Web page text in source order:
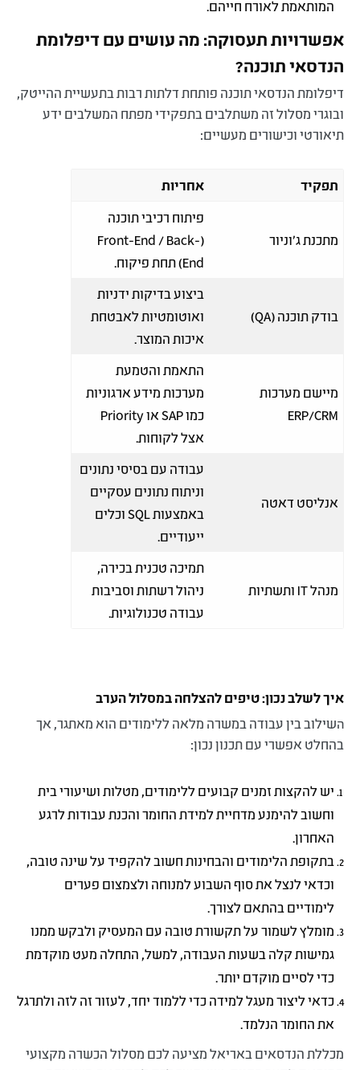
המותאמת לאורח חייהם.
אפשרויות תעסוקה: מה עושים עם דיפלומת
הנדסאי תוכנה?
דיפלומת הנדסאי תוכנה פותחת דלתות רבות בתעשיית ההייטק,
ובוגרי מסלול זה משתלבים בתפקידי מפתח המשלבים ידע
תיאורטי וכישורים מעשיים:
תפקיד אחריות
מתכנת ג'וניור
פיתוח רכיבי תוכנה
(Front-End / Back-
End) תחת פיקוח.
בודק תוכנה (QA)
ביצוע בדיקות ידניות
ואוטומטיות לאבטחת
איכות המוצר.
מיישם מערכות
ERP/CRM
התאמת והטמעת
מערכות מידע ארגוניות
כמו SAP או Priority
אצל לקוחות.
אנליסט דאטה
עבודה עם בסיסי נתונים
וניתוח נתונים עסקיים
באמצעות SQL וכלים
ייעודיים.
מנהל IT ותשתיות
תמיכה טכנית בכירה,
ניהול רשתות וסביבות
עבודה טכנולוגיות.
איך לשלב נכון: טיפים להצלחה במסלול הערב
השילוב בין עבודה במשרה מלאה ללימודים הוא מאתגר, אך
בהחלט אפשרי עם תכנון נכון:
יש להקצות זמנים קבועים ללימודים, מטלות ושיעורי בית
וחשוב להימנע מדחיית למידת החומר והכנת עבודות לרגע
האחרון.
בתקופת הלימודים והבחינות חשוב להקפיד על שינה טובה,
וכדאי לנצל את סוף השבוע למנוחה ולצמצום פערים
לימודיים בהתאם לצורך.
מומלץ לשמור על תקשורת טובה עם המעסיק ולבקש ממנו
גמישות קלה בשעות העבודה, למשל, התחלה מעט מוקדמת
כדי לסיים מוקדם יותר.
כדאי ליצור מעגל למידה כדי ללמוד יחד, לעזור זה לזה ולתרגל
את החומר הנלמד.
מכללת הנדסאים באריאל מציעה לכם מסלול הכשרה מקצועי